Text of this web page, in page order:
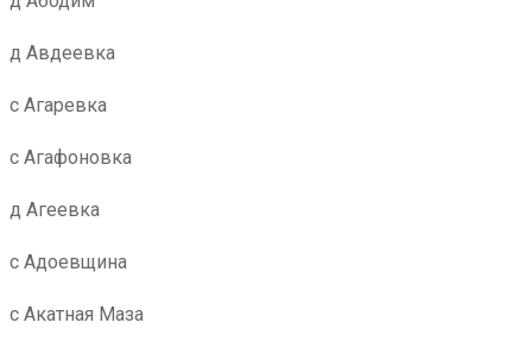
д Авдеевка
с Агаревка
с Агафоновка
д Агеевка
с Адоевщина
с Акатная Маза